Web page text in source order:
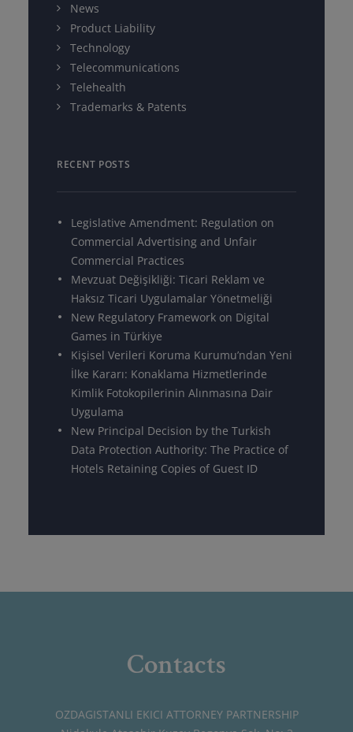
News
Product Liability
Technology
Telecommunications
Telehealth
Trademarks & Patents
RECENT POSTS
Legislative Amendment: Regulation on
Commercial Advertising and Unfair
Commercial Practices
Mevzuat Değişikliği: Ticari Reklam ve
Haksız Ticari Uygulamalar Yönetmeliği
New Regulatory Framework on Digital
Games in Türkiye
Kişisel Verileri Koruma Kurumu’ndan Yeni
İlke Kararı: Konaklama Hizmetlerinde
Kimlik Fotokopilerinin Alınmasına Dair
Uygulama
New Principal Decision by the Turkish
Data Protection Authority: The Practice of
Hotels Retaining Copies of Guest ID
Contacts
OZDAGISTANLI EKICI ATTORNEY PARTNERSHIP